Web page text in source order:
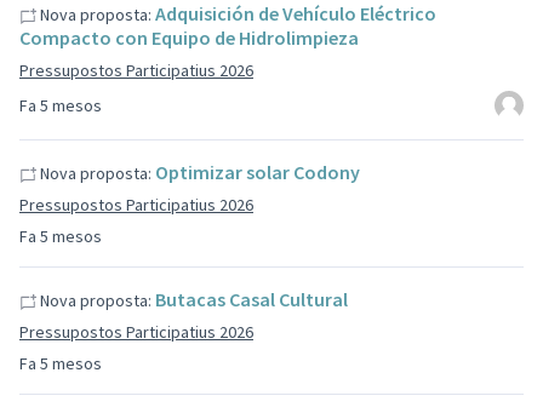
Fa 5 mesos
Nova proposta: Adquisición de Vehículo Eléctrico
Compacto con Equipo de Hidrolimpieza
Pressupostos Participatius 2026
Fa 5 mesos
Nova proposta: Optimizar solar Codony
Pressupostos Participatius 2026
Fa 5 mesos
Nova proposta: Butacas Casal Cultural
Pressupostos Participatius 2026